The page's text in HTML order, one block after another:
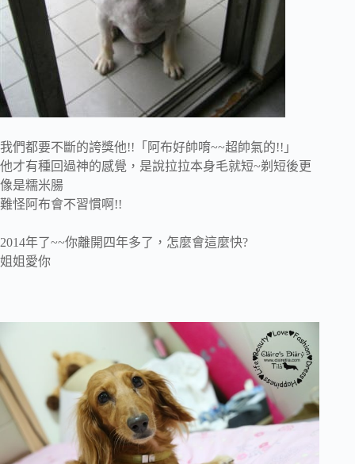
我們都要不斷的誇獎他!!「阿布好帥唷~~超帥氣的!!」
他才有種回過神的感覺，是說拉拉本身毛就短~剃短後更
像是糯米腸
難怪阿布會不習慣啊!!
2014年了~~你離開四年多了，怎麼會這麼快?
姐姐愛你